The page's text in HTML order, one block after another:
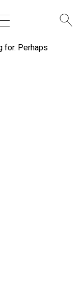
for. Perhaps